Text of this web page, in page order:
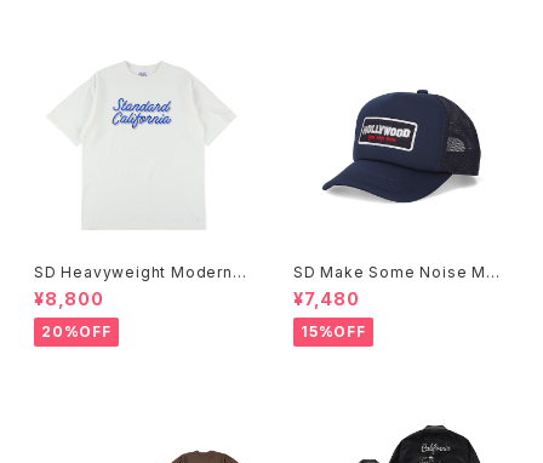
SD Heavyweight Modern T
wist Signs Logo T
¥8,800
20%OFF
SD Make Some Noise Mes
h Cap
¥7,480
15%OFF